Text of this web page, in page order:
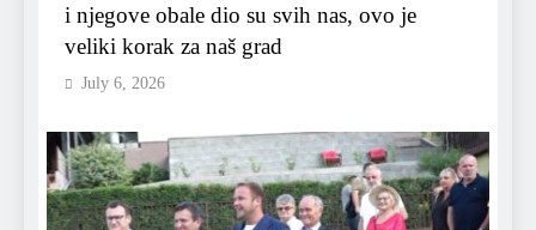
i njegove obale dio su svih nas, ovo je
veliki korak za naš grad
July 6, 2026